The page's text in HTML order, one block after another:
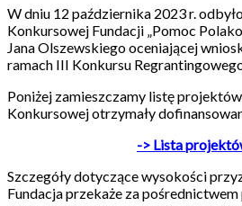
W dniu 12 października 2023 r.
Konkursowej Fundacji „Pomoc
Jana Olszewskiego oceniającej
ramach III Konkursu
Poniżej zamieszczamy listę
Konkursowej otrzymały
-> Lista
Szczegóły dotyczące wysokości
Fundacja przekaże za